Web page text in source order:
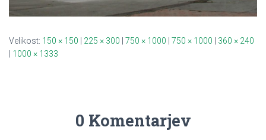
Velikost: 150 × 150 225 × 300 750 × 1000 750 × 1000
360 × 240
1000 × 1333
0 Komentarjev